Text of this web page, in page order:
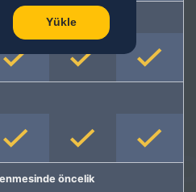
öncelik
Yükle